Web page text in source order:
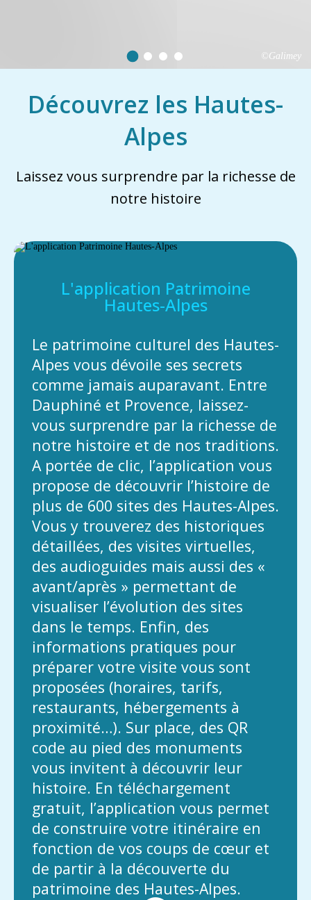
©Galimey
Découvrez les Hautes-
Alpes
Laissez vous surprendre par la richesse de
notre histoire
L'application Patrimoine
Hautes-Alpes
Le patrimoine culturel des Hautes-
Alpes vous dévoile ses secrets
comme jamais auparavant. Entre
Dauphiné et Provence, laissez-
vous surprendre par la richesse de
notre histoire et de nos traditions.
A portée de clic, l’application vous
propose de découvrir l’histoire de
plus de 600 sites des Hautes-Alpes.
Vous y trouverez des historiques
détaillées, des visites virtuelles,
des audioguides mais aussi des «
avant/après » permettant de
visualiser l’évolution des sites
dans le temps. Enfin, des
informations pratiques pour
préparer votre visite vous sont
proposées (horaires, tarifs,
restaurants, hébergements à
proximité…). Sur place, des QR
code au pied des monuments
vous invitent à découvrir leur
histoire. En téléchargement
gratuit, l’application vous permet
de construire votre itinéraire en
fonction de vos coups de cœur et
de partir à la découverte du
patrimoine des Hautes-Alpes.